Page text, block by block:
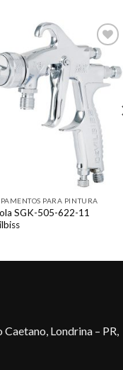
Add to
wishlist
PARA PINTURA
SGK-505-622-11
Londrina – PR,